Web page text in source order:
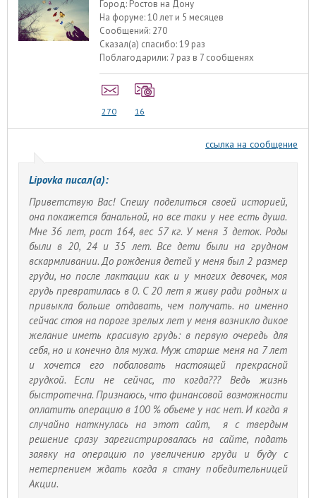
Город: Ростов на Дону
На форуме:10 лет и 5 месяцев
Сообщений: 270
Сказал(а) спасибо:19 раз
Поблагодарили: 7 раз в 7 сообщенях
270 16
ссылка на сообщение
Lipovka писал(а):
Приветствую Вас! Спешу поделиться своей историей,
она покажется банальной, но все таки у нее есть душа.
Мне 36 лет, рост 164, вес 57 кг. У меня 3 деток. Роды
были в 20, 24 и 35 лет. Все дети были на грудном
вскармливании. До рождения детей у меня был 2 размер
груди, но после лактации как и у многих девочек, моя
грудь превратилась в 0. С 20 лет я живу ради родных и
привыкла больше отдавать, чем получать. но именно
сейчас стоя на пороге зрелых лет у меня возникло дикое
желание иметь красивую грудь: в первую очередь для
себя, но и конечно для мужа. Муж старше меня на 7 лет
и хочется его побаловать настоящей прекрасной
грудкой. Если не сейчас, то когда??? Ведь жизнь
быстротечна. Признаюсь, что финансовой возможности
оплатить операцию в 100 % объеме у нас нет. И когда я
случайно наткнулась на этот сайт, я с твердым
решение сразу зарегистрировалась на сайте, подать
заявку на операцию по увеличению груди и буду с
нетерпением ждать когда я стану победительницей
Акции.